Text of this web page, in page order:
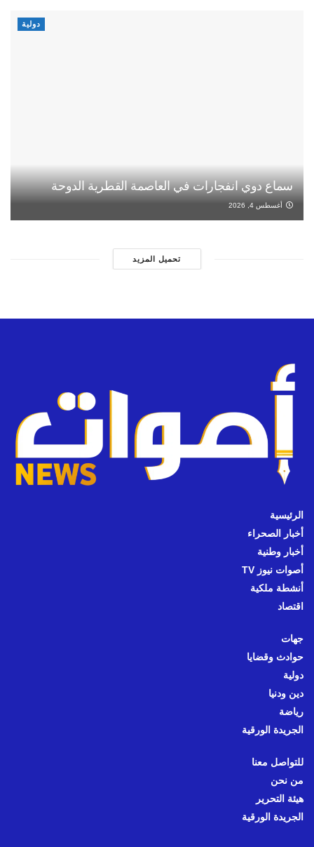
دولية
سماع دوي انفجارات في العاصمة القطرية الدوحة
أغسطس 4, 2026
تحميل المزيد
الرئيسية
أخبار الصحراء
أخبار وطنية
أصوات نيوز TV
أنشطة ملكية
اقتصاد
جهات
حوادث وقضايا
دولية
دين ودنيا
رياضة
الجريدة الورقية
للتواصل معنا
من نحن
هيئة التحرير
الجريدة الورقية